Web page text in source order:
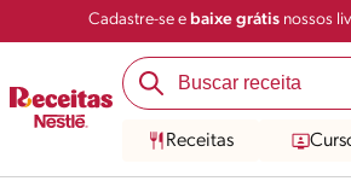
Cadastre-se e baixe grátisnossos
Receitas
Salvar